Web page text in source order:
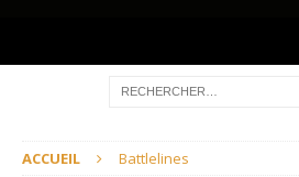
ACCUEIL Battlelines